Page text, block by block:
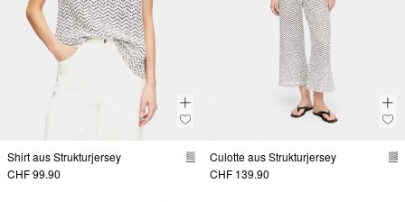
Shirt aus Strukturjersey
CHF 99.90
Culotte aus Strukturjersey
CHF 139.90